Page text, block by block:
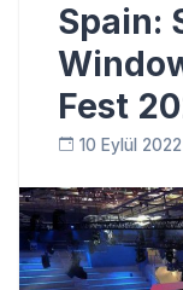
Spain:
Fest
10 Eylül 2022